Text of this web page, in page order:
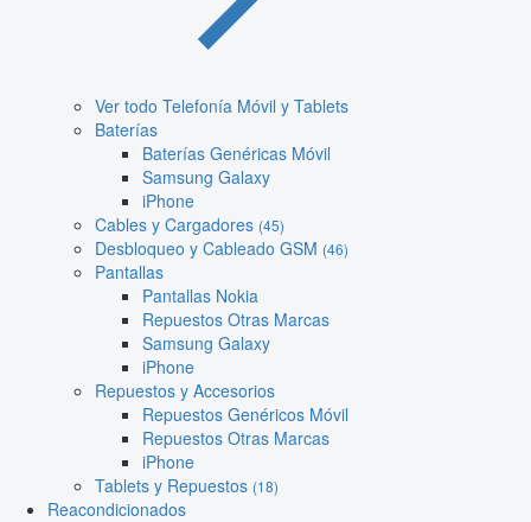
Ver todo Telefonía Móvil y Tablets
Baterías
Baterías Genéricas Móvil
Samsung Galaxy
iPhone
Cables y Cargadores (45)
Desbloqueo y Cableado GSM (46)
Pantallas
Pantallas Nokia
Repuestos Otras Marcas
Samsung Galaxy
iPhone
Repuestos y Accesorios
Repuestos Genéricos Móvil
Repuestos Otras Marcas
iPhone
Tablets y Repuestos (18)
Reacondicionados